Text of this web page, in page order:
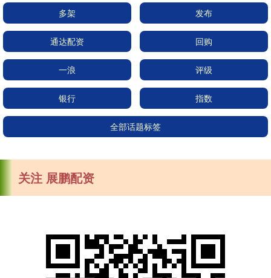
多架 发布
通达配资 回购
一浪 评级
银行 指数
全部话题标签
关注 展鹏配资